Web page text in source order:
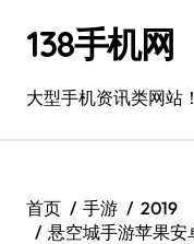
138手机网
大型手机资讯类网站
首页 手游
2019
悬空城手游苹果安